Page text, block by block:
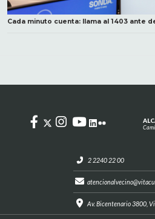
Cada minuto cuenta: llama al 1403 ante
2 2240 22 00
Av. Bicentenario 3800,